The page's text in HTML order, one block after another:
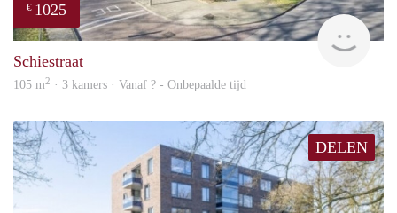
€ 1025
Schiestraat
105 m2 · 3 kamers · Vanaf ? - Onbepaalde tijd
DELEN